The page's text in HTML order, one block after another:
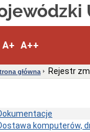
A+ A++
główna Rejestr
komputerów,